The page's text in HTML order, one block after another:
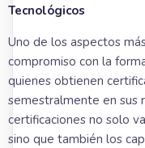
Tecnológicos
Uno de los aspectos
compromiso con la
quienes obtienen
semestralmente en sus
certificaciones no solo
sino que también los